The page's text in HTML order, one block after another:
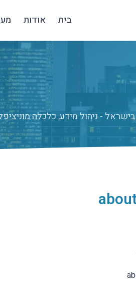
בית אודות
- ניהול מידע, כלכלה